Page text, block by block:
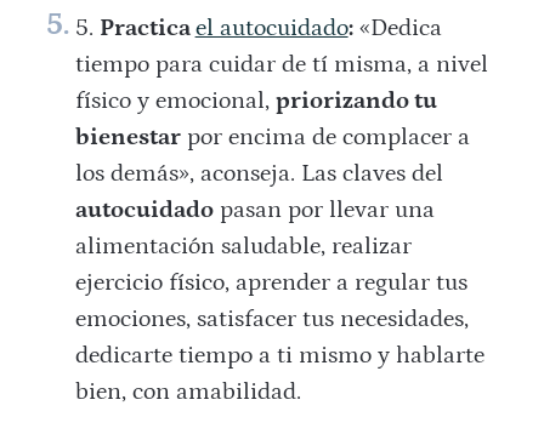
Practicael autocuidado:«Dedica
tiempo para cuidar de tí misma, a nivel
físico y emocional, priorizando tu
bienestarpor encima de complacer a
los demás», aconseja. Las claves del
autocuidadopasan por llevar una
alimentación saludable, realizar
ejercicio físico, aprender a regular tus
emociones, satisfacer tus necesidades,
dedicarte tiempo a ti mismo y hablarte
bien, con amabilidad.